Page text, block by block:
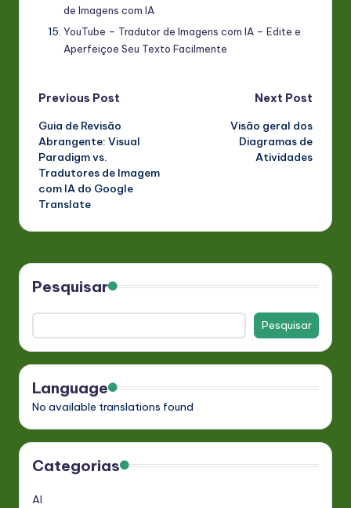
de Imagens com IA
YouTube – Tradutor de Imagens com IA – Edite e
Aperfeiçoe Seu Texto Facilmente
Post
navigation
Previous Post
Guia de Revisão
Abrangente: Visual
Paradigm vs.
Tradutores de Imagem
com IA do Google
Translate
Next Post
Visão geral dos
Diagramas de
Atividades
Pesquisar
Pesquisar
Language
No available translations found
Categorias
AI